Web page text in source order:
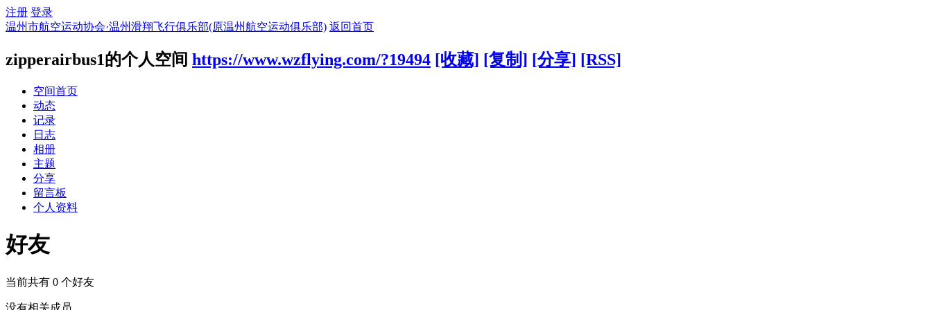
注册 登录
温州市航空运动协会·温州滑翔飞行俱乐部(原温州航空运动俱乐部) 返回首页
zipperairbus1的个人空间 https://www.wzflying.com/?19494 [收藏] [复制] [分享] [RSS]
空间首页
动态
记录
日志
相册
主题
分享
留言板
个人资料
好友
当前共有 0 个好友
没有相关成员